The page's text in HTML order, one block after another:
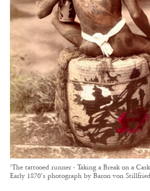
‘The tattooed runner - Taking a Break on a
Early 1870's photograph by Baron von